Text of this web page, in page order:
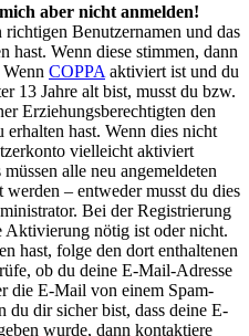
aber nicht anmelden!
Benutzernamen und das
hast. Wenn diese stimmen, dann
COPPA aktiviert ist und du
13 Jahre alt bist, musst du bzw.
Erziehungsberechtigten den
hast. Wenn dies nicht
vielleicht aktiviert
alle neu angemeldeten
– entweder musst du dies
Bei der Registrierung
nötig ist oder nicht.
hast, folge den dort enthaltenen
ob du deine E-Mail-Adresse
die E-Mail von einem Spam-
dir sicher bist, dass deine E-
wurde, dann kontaktiere